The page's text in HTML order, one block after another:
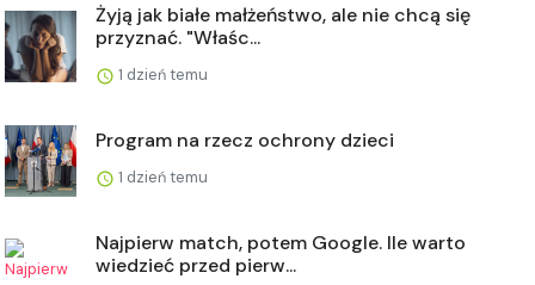
Żyją jak białe małżeństwo, ale nie chcą się
przyznać. "Właśc...
1 dzień temu
Program na rzecz ochrony dzieci
1 dzień temu
Najpierw match, potem Google. Ile warto
wiedzieć przed pierw...